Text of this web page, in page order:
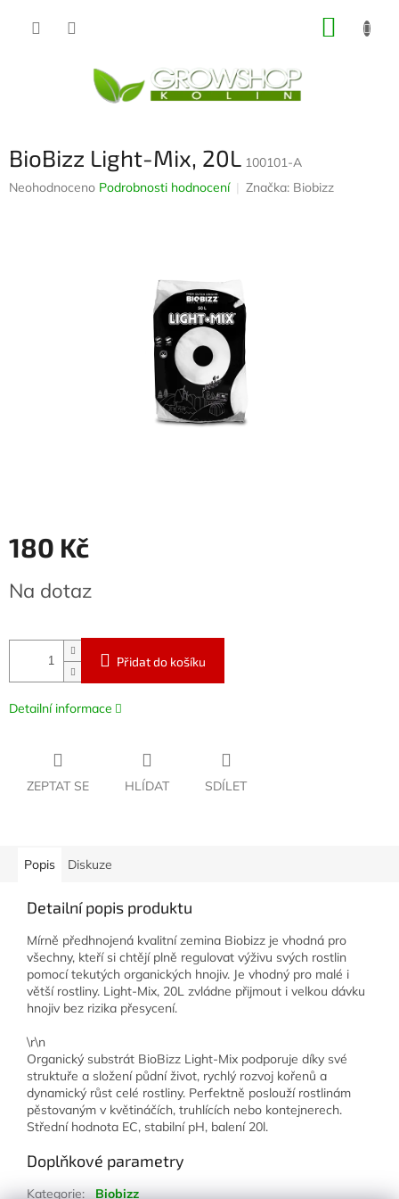
BioBizz Light-Mix, 20L 100101-A
Průměrné
Neohodnoceno Podrobnosti hodnocení Značka: Biobizz
180 Kč
cena:
Na dotaz
Přidat do košíku
Detailní informace
ZEPTAT SE HLÍDAT SDÍLET
Popis Diskuze
Detailní popis produktu
Mírně předhnojená kvalitní zemina Biobizz je vhodná pro
všechny, kteří si chtějí plně regulovat výživu svých rostlin
pomocí tekutých organických hnojiv. Je vhodný pro malé i
větší rostliny. Light-Mix, 20L zvládne přijmout i velkou dávku
hnojiv bez rizika přesycení.
\r\n
Organický substrát BioBizz Light-Mix podporuje díky své
struktuře a složení půdní život, rychlý rozvoj kořenů a
dynamický růst celé rostliny. Perfektně poslouží rostlinám
pěstovaným v květináčích, truhlících nebo kontejnerech.
Střední hodnota EC, stabilní pH, balení 20l.
Doplňkové parametry
Kategorie: Biobizz